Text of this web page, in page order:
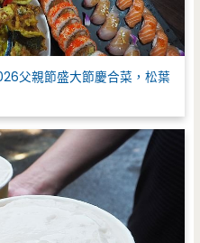
父親節盛大節慶合菜，松葉